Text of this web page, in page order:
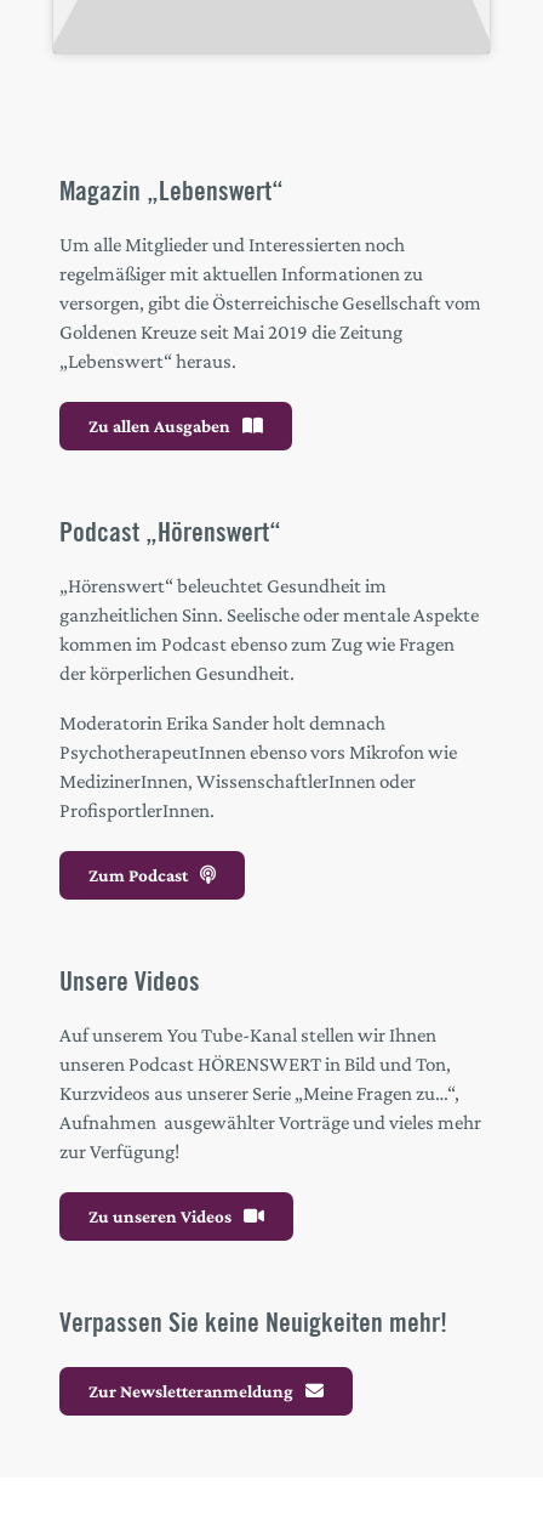
Magazin „Lebenswert“
Um alle Mitglieder und Interessierten noch
regelmäßiger mit aktuellen Informationen zu
versorgen, gibt die Österreichische Gesellschaft vom
Goldenen Kreuze seit Mai 2019 die Zeitung
„Lebenswert“ heraus.
Zu allen Ausgaben
Podcast „Hörenswert“
„Hörenswert“ beleuchtet Gesundheit im
ganzheitlichen Sinn. Seelische oder mentale Aspekte
kommen im Podcast ebenso zum Zug wie Fragen
der körperlichen Gesundheit.
Moderatorin Erika Sander holt demnach
PsychotherapeutInnen ebenso vors Mikrofon wie
MedizinerInnen, WissenschaftlerInnen oder
ProfisportlerInnen.
Zum Podcast
Unsere Videos
Auf unserem You Tube-Kanal stellen wir Ihnen
unseren Podcast HÖRENSWERT in Bild und Ton,
Kurzvideos aus unserer Serie „Meine Fragen zu…“,
Aufnahmen ausgewählter Vorträge und vieles mehr
zur Verfügung!
Zu unseren Videos
Verpassen Sie keine Neuigkeiten mehr!
Zur Newsletteranmeldung